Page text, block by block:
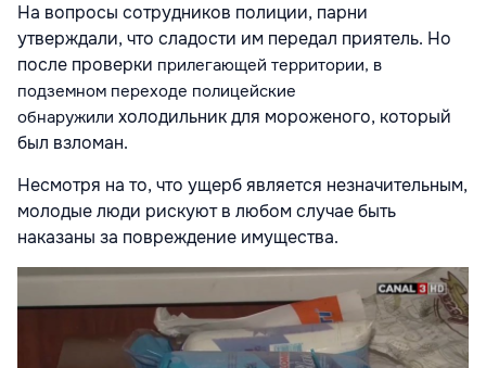
На вопросы сотрудников полиции, парни
утверждали, что сладости им передал приятель. Но
после проверки прилегающей территории, в
подземном переходе полицейские
обнаружили холодильник для мороженого, который
был взломан.
Несмотря на то, что ущерб является незначительным,
молодые люди рискуют в любом случае быть
наказаны за повреждение имущества.